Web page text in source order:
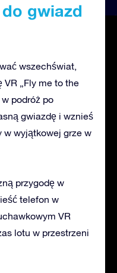
gwiazd
wszechświat,
VR „Fly me to the
podróż po
gwiazdę i wznieś
w wyjątkowej grze w
przygodę w
telefon w
VR
lotu w przestrzeni